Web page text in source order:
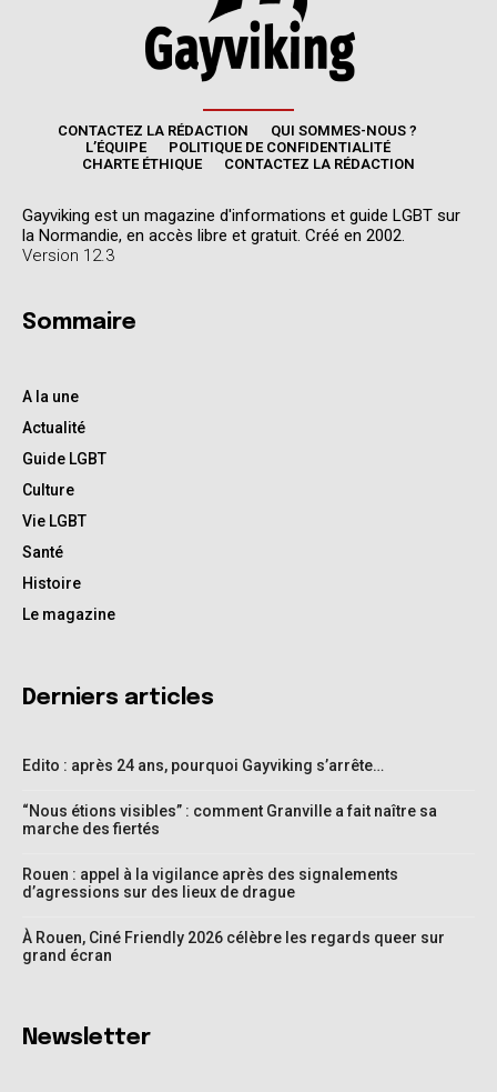
CONTACTEZ LA RÉDACTION
QUI SOMMES-NOUS ?
L’ÉQUIPE
POLITIQUE DE CONFIDENTIALITÉ
CHARTE ÉTHIQUE
CONTACTEZ LA RÉDACTION
Gayviking est un magazine d'informations et guide LGBT sur
la Normandie, en accès libre et gratuit. Créé en 2002.
Version 12.3
Sommaire
A la une
Actualité
Guide LGBT
Culture
Vie LGBT
Santé
Histoire
Le magazine
Derniers articles
Edito : après 24 ans, pourquoi Gayviking s’arrête…
“Nous étions visibles” : comment Granville a fait naître sa
marche des fiertés
Rouen : appel à la vigilance après des signalements
d’agressions sur des lieux de drague
À Rouen, Ciné Friendly 2026 célèbre les regards queer sur
grand écran
Newsletter